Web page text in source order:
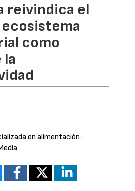
reivindica el
como
la
en alimentación ·